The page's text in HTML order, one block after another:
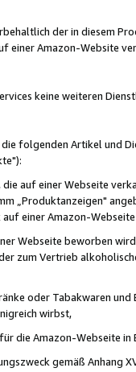
der in diesem
einer Amazon-Website
keine weiteren
folgenden Artikel und
auf einer Webseite
„Produktanzeigen"
auf einer Amazon-
Webseite beworben
zum Vertrieb
oder Tabakwaren
wirbst,
die Amazon-Webseite in
gemäß Anhang